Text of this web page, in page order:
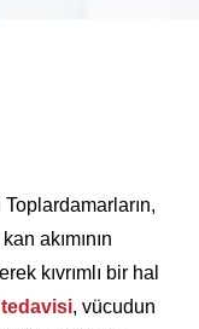
akımının
kıvrımlı bir hal
, vücudun